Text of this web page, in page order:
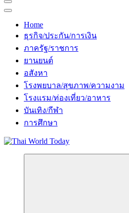
Home
ธุรกิจ/ประกัน/การเงิน
ภาครัฐ/ราชการ
ยานยนต์
อสังหา
โรงพยบาล/สุขภาพ/ความงาม
โรงแรม/ท่องเที่ยว/อาหาร
บันเทิง/กีฬา
การศึกษา